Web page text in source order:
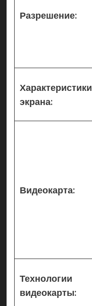
Разрешение:
Характеристики
экрана:
Видеокарта:
Технологии
видеокарты: